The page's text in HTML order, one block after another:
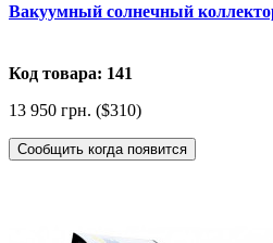
Вакуумный солнечный
Код товара: 141
13 950 грн. ($310)
Сообщить когда появится